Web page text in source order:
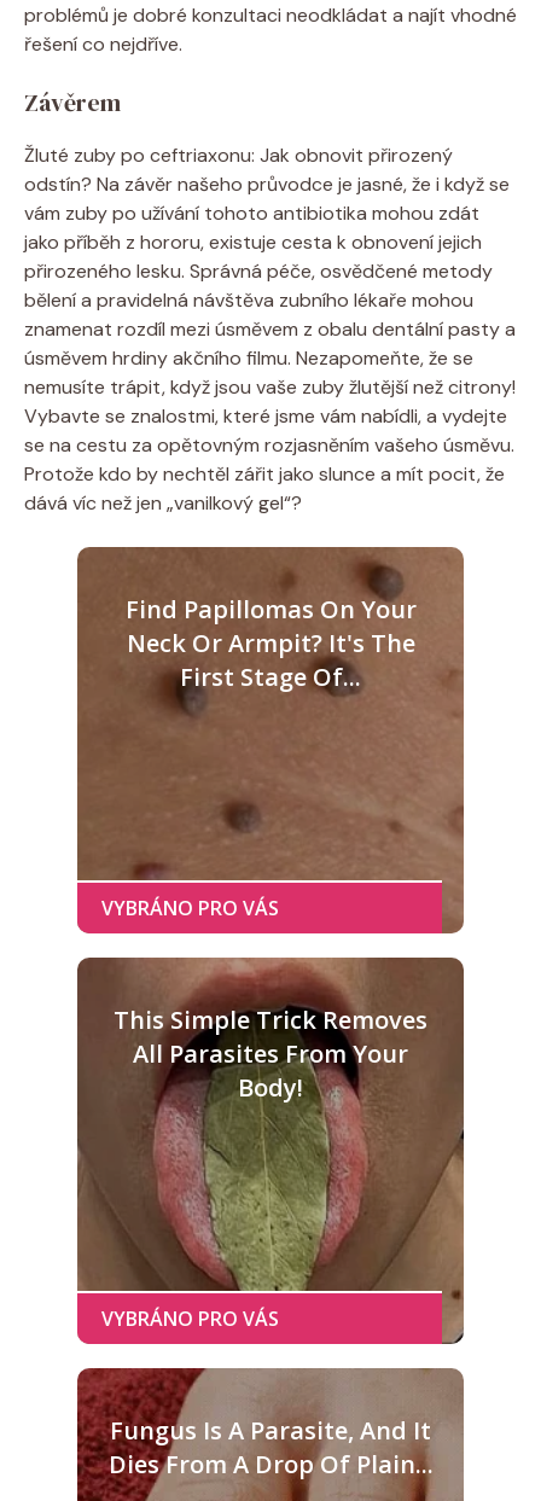
problémů je dobré konzultaci neodkládat a najít vhodné
řešení co nejdříve.
Závěrem
Žluté zuby po ceftriaxonu: Jak obnovit přirozený
odstín? Na závěr našeho průvodce je jasné, že i když se
vám zuby po užívání tohoto antibiotika mohou zdát
jako příběh z hororu, existuje cesta k obnovení jejich
přirozeného lesku. Správná péče, osvědčené metody
bělení a pravidelná návštěva zubního lékaře mohou
znamenat rozdíl mezi úsměvem z obalu dentální pasty a
úsměvem hrdiny akčního filmu. Nezapomeňte, že se
nemusíte trápit, když jsou vaše zuby žlutější než citrony!
Vybavte se znalostmi, které jsme vám nabídli, a vydejte
se na cestu za opětovným rozjasněním vašeho úsměvu.
Protože kdo by nechtěl zářit jako slunce a mít pocit, že
dává víc než jen „vanilkový gel“?
Find Papillomas On Your
Neck Or Armpit? It's The
First Stage Of...
This Simple Trick Removes
All Parasites From Your
Body!
Fungus Is A Parasite, And It
Dies From A Drop Of Plain...